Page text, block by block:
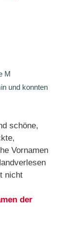
M
und konnten
schöne,
Vornamen
nicht
der